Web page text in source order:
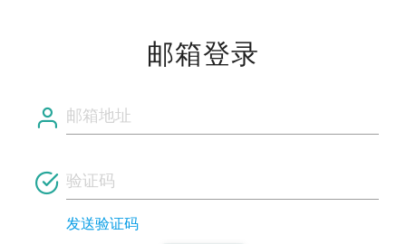
邮箱登录
发送验证码